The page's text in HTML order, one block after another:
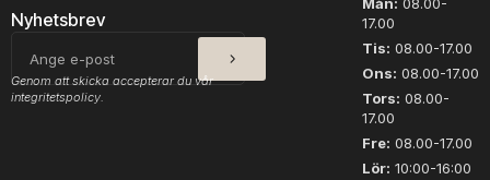
Nyhetsbrev
post
SKICKA
Genom att skicka accepterar du vår
integritetspolicy.
17.00
Tis: 08.00-17.00
Ons: 08.00-17.00
Tors: 08.00-
17.00
Fre: 08.00-17.00
Lör: 10:00-16:00